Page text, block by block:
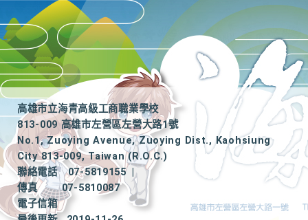
高雄市立海青高級工商職業學校
813-009 高雄市左營區左營大路1號
No.1, Zuoying Avenue, Zuoying Dist., Kaohsiung
City 813-009, Taiwan (R.O.C.)
聯絡電話
07-5819155
|
傳真
07-5810087
電子信箱